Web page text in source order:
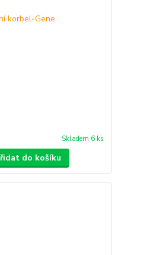
Skladem 6 ks
do košíku